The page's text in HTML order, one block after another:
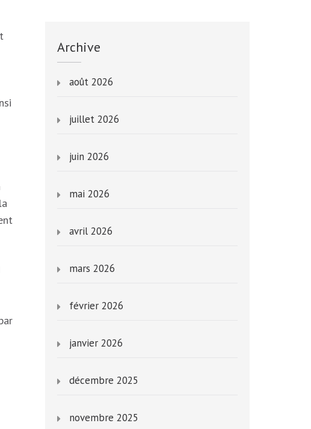
Archive
août 2026
juillet 2026
juin 2026
mai 2026
avril 2026
mars 2026
février 2026
janvier 2026
décembre 2025
novembre 2025